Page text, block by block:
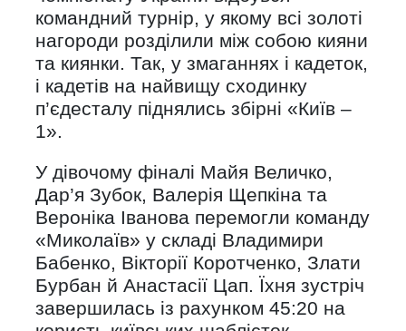
командний турнір, у якому всі золоті
нагороди розділили між собою кияни
та киянки. Так, у змаганнях і кадеток,
і кадетів на найвищу сходинку
п’єдесталу піднялись збірні «Київ –
1».
У дівочому фіналі Майя Величко,
Дар’я Зубок, Валерія Щепкіна та
Вероніка Іванова перемогли команду
«Миколаїв» у складі Владимири
Бабенко, Вікторії Коротченко, Злати
Бурбан й Анастасії Цап. Їхня зустріч
завершилась із рахунком 45:20 на